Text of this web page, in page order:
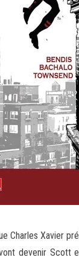
Charles Xavier
devenir Scott